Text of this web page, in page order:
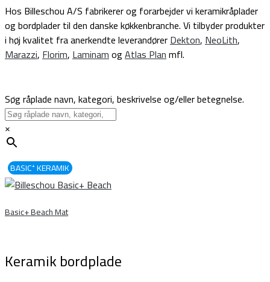
Hos Billeschou A/S fabrikerer og forarbejder vi keramikråplader
og bordplader til den danske køkkenbranche. Vi tilbyder produkter
i høj kvalitet fra anerkendte leverandørerDekton,NeoLith,
Marazzi,Florim,LaminamogAtlas Planmfl.
Søg råplade navn, kategori, beskrivelse og/eller betegnelse.
×
BASIC⁺ KERAMIK
Basic+ Beach Mat
Keramik bordplade